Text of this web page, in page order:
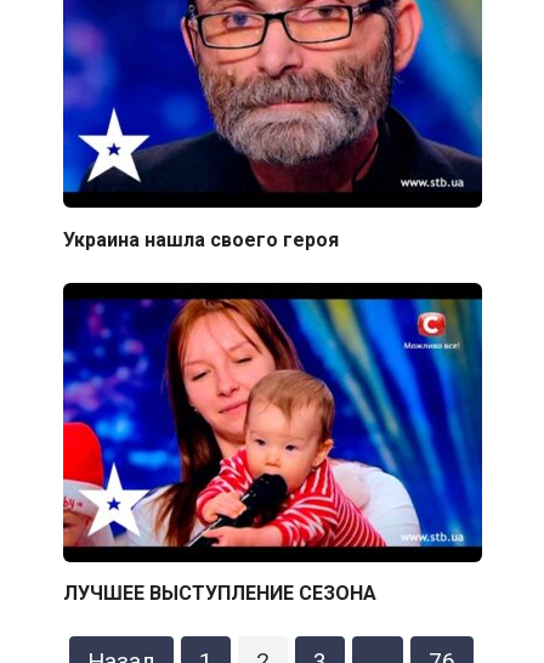
Украина нашла своего героя
ЛУЧШЕЕ ВЫСТУПЛЕНИЕ СЕЗОНА
Пагинация